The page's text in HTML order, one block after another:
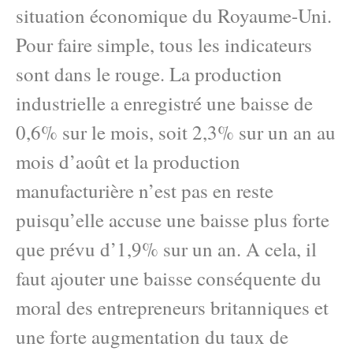
situation économique du Royaume-Uni.
Pour faire simple, tous les indicateurs
sont dans le rouge. La production
industrielle a enregistré une baisse de
0,6% sur le mois, soit 2,3% sur un an au
mois d’août et la production
manufacturière n’est pas en reste
puisqu’elle accuse une baisse plus forte
que prévu d’1,9% sur un an. A cela, il
faut ajouter une baisse conséquente du
moral des entrepreneurs britanniques et
une forte augmentation du taux de